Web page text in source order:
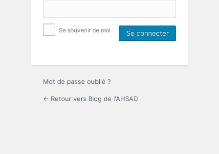
Se souvenir de moi
Mot de passe oublié ?
← Retour vers Blog de l'AHSAD